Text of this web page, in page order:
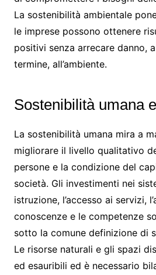
La sostenibilità ambientale
le imprese possono ottenere
positivi senza arrecare danno,
termine, all’ambiente.
Sostenibilità umana
La sostenibilità umana mira a
migliorare il livello qualitativo
persone e la condizione del
società. Gli investimenti nei
istruzione, l’accesso ai servizi,
conoscenze e le competenze
sotto la comune definizione di
Le risorse naturali e gli spazi
ed esauribili ed è necessario